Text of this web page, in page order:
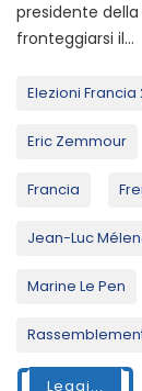
presidente
fronteggiarsi il...
Elezioni Francia
Eric Zemmour
Francia
Jean-Luc
Marine Le Pen
Leggi...